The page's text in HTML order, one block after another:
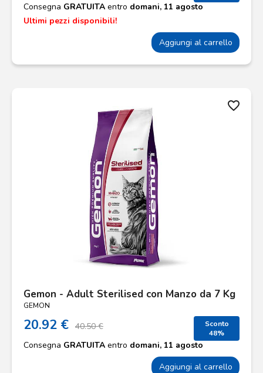
Consegna GRATUITA entro domani, 11 agosto
Ultimi pezzi disponibili!
Aggiungi al carrello
favorite_border
Gemon - Adult Sterilised con Manzo da 7 Kg
GEMON
20.92 € 40.50 €
Sconto
48%
Consegna GRATUITA entro domani, 11 agosto
Aggiungi al carrello